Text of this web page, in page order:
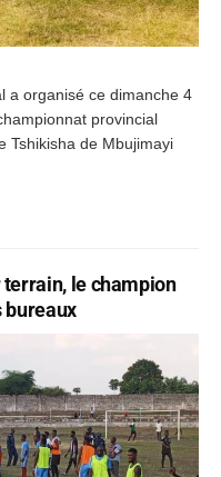
a organisé ce dimanche 4
provincial
Tshikisha de Mbujimayi
le champion
bureaux